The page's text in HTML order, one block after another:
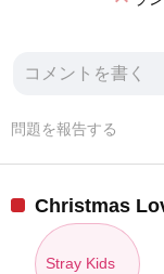
問題を報告する
Christmas
Stray Kids